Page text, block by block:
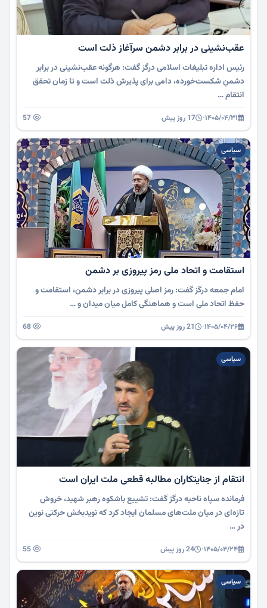
عقب‌نشینی در برابر دشمن سرآغاز ذلت است
رئیس اداره تبلیغات اسلامی درگز گفت: هرگونه عقب‌نشینی در برابر
دشمنِ شکست‌خورده، دامی برای پذیرش ذلت است و تا زمان تحقق
انتقام …
۱۴۰۵/۰۴/۳۱· 17 روز پیش
سیاسی
استقامت و اتحاد ملی رمز پیروزی بر دشمن
امام جمعه درگز گفت: رمز اصلی پیروزی در برابر دشمن، استقامت و
حفظ اتحاد ملی است و هماهنگی کامل میان میدان و …
۱۴۰۵/۰۴/۲۶· 21 روز پیش
سیاسی
انتقام از جنایتکاران مطالبه قطعی ملت ایران است
فرمانده سپاه ناحیه درگز گفت: تشییع باشکوه رهبر شهید، خروش
تازه‌ای در میان ملت‌های مسلمان ایجاد کرد که نویدبخش حرکتی نوین
در …
۱۴۰۵/۰۴/۲۴· 24 روز پیش
سیاسی